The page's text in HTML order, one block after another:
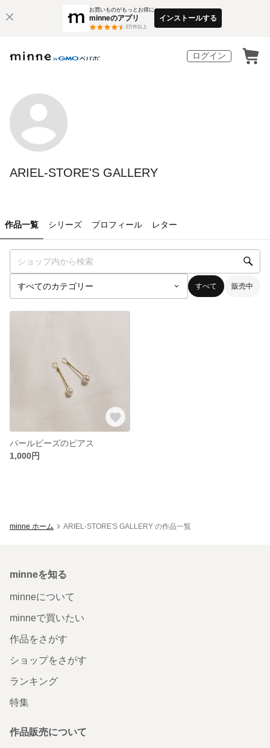
お買いものがもっとお得に
minneのアプリ
3万件以上
インストールする
ログイン
ARIEL-STORE'S GALLERY
作品一覧 シリーズ プロフィール レター
すべて 販売中
パールビーズのピアス
1,000円
minne ホーム ARIEL-STORE'S GALLERY の作品一覧
minneを知る
minneについて
minneで買いたい
作品をさがす
ショップをさがす
ランキング
特集
作品販売について